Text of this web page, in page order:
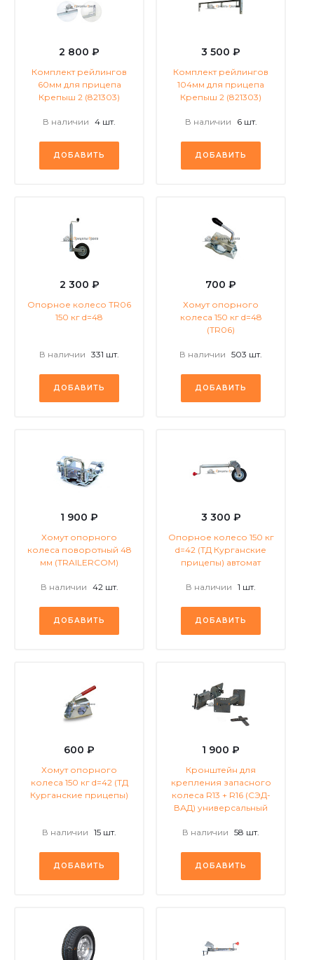
2 800 ₽
Комплект рейлингов
60мм для прицепа
Крепыш 2 (821303)
В наличии 4 шт.
ДОБАВИТЬ
3 500 ₽
Комплект рейлингов
104мм для прицепа
Крепыш 2 (821303)
В наличии 6 шт.
ДОБАВИТЬ
2 300 ₽
Опорное колесо TR06
150 кг d=48
В наличии 331 шт.
ДОБАВИТЬ
700 ₽
Хомут опорного
колеса 150 кг d=48
(TR06)
В наличии 503 шт.
ДОБАВИТЬ
1 900 ₽
Хомут опорного
колеса поворотный 48
мм (TRAILERCOM)
В наличии 42 шт.
ДОБАВИТЬ
3 300 ₽
Опорное колесо 150 кг
d=42 (ТД Курганские
прицепы) автомат
В наличии 1 шт.
ДОБАВИТЬ
600 ₽
Хомут опорного
колеса 150 кг d=42 (ТД
Курганские прицепы)
В наличии 15 шт.
ДОБАВИТЬ
1 900 ₽
Кронштейн для
крепления запасного
колеса R13 + R16 (СЭД-
ВАД) универсальный
В наличии 58 шт.
ДОБАВИТЬ